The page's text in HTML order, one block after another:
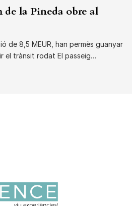
la Pineda obre al
de 8,5 MEUR, han permès guanyar
el trànsit rodat El passeig…